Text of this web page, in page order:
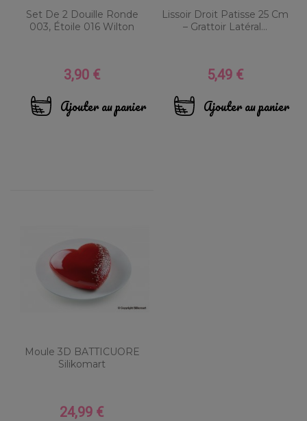
Set De 2 Douille Ronde
003, Étoile 016 Wilton
Prix
3,90 €
Ajouter au panier
Lissoir Droit Patisse 25 Cm
– Grattoir Latéral...
Prix
5,49 €
Ajouter au panier
Moule 3D BATTICUORE
Silikomart
Prix
24,99 €